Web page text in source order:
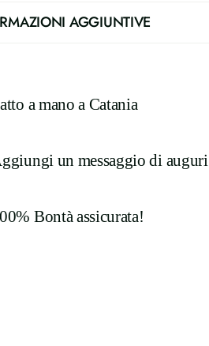
AGGIUNTIVE
a mano a Catania
un messaggio di auguri
Bontà assicurata!